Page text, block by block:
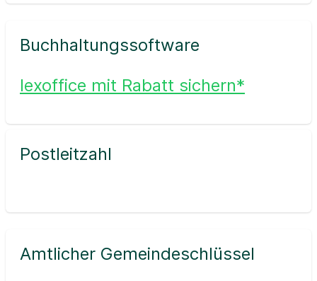
Buchhaltungssoftware
lexoffice mit Rabatt sichern*
Postleitzahl
Amtlicher Gemeindeschlüssel